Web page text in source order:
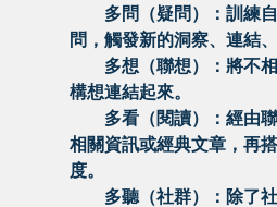
多問（疑問）：訓練自
問，觸發新的洞察、連結
多想（聯想）：將不相
構想連結起來。
多看（閱讀）：經由聯
相關資訊或經典文章，再
度。
多聽（社群）：除了社